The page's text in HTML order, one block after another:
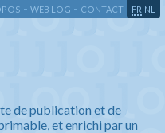
- WEB LOG - CONTACT FR NL
de publication et de
et enrichi par un